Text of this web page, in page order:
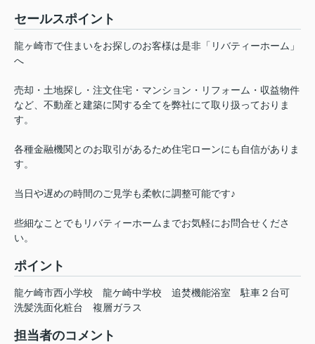
セールスポイント
龍ヶ崎市で住まいをお探しのお客様は是非「リバティーホーム」
へ
売却・土地探し・注文住宅・マンション・リフォーム・収益物件
など、不動産と建築に関する全てを弊社にて取り扱っておりま
す。
各種金融機関とのお取引があるため住宅ローンにも自信がありま
す。
当日や遅めの時間のご見学も柔軟に調整可能です♪
些細なことでもリバティーホームまでお気軽にお問合せくださ
い。
ポイント
龍ケ崎市西小学校 龍ケ崎中学校 追焚機能浴室
駐車２台可
洗髪洗面化粧台
複層ガラス
担当者のコメント